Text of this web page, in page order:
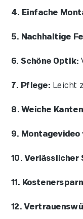
4. Einfache
5. Nachhaltige
6. Schöne Optik:
7. Pflege: Leicht
8. Weiche
9.
10. Verlässlicher
11.
12.